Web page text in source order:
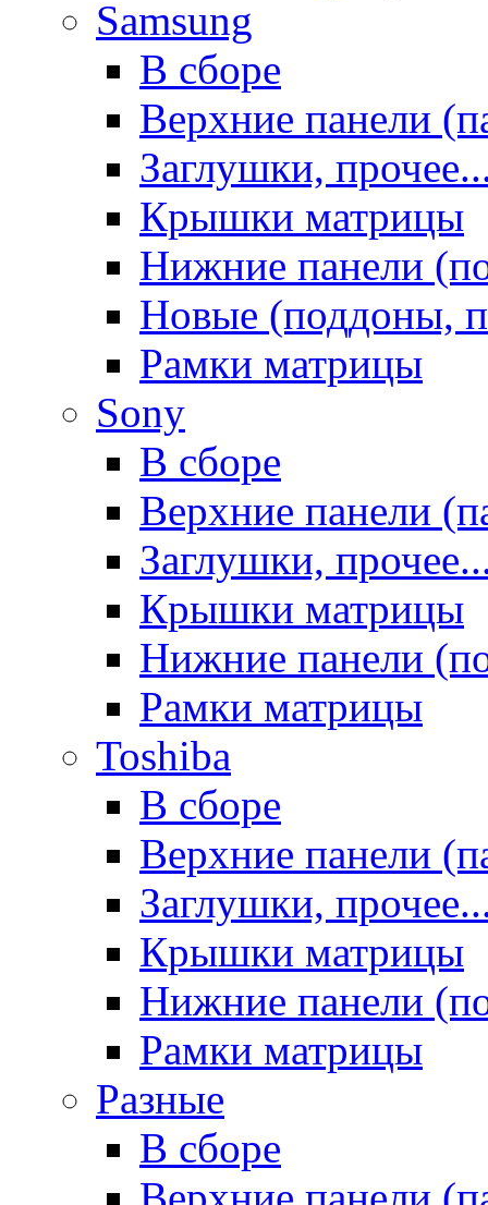
Samsung
В сборе
Верхние панели
Заглушки,
Крышки матрицы
Нижние панели
Новые (поддоны,
Рамки матрицы
Sony
В сборе
Верхние панели
Заглушки,
Крышки матрицы
Нижние панели
Рамки матрицы
Toshiba
В сборе
Верхние панели
Заглушки,
Крышки матрицы
Нижние панели
Рамки матрицы
Разные
В сборе